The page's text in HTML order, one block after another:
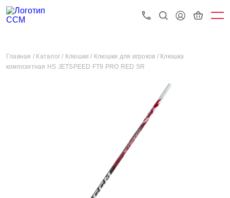
Главная / Каталог / Клюшки / Клюшки для игроков / Клюшка
композитная HS JETSPEED FT9 PRO RED SR